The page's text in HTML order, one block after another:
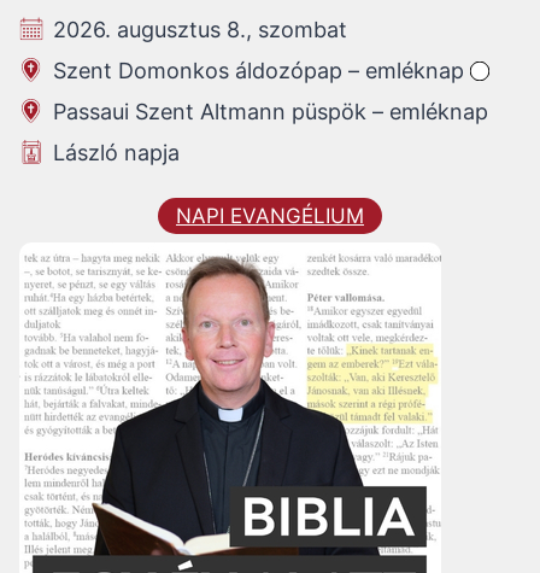
2026. augusztus 8., szombat
Szent Domonkos áldozópap – emléknap
Passaui Szent Altmann püspök – emléknap
László napja
NAPI EVANGÉLIUM